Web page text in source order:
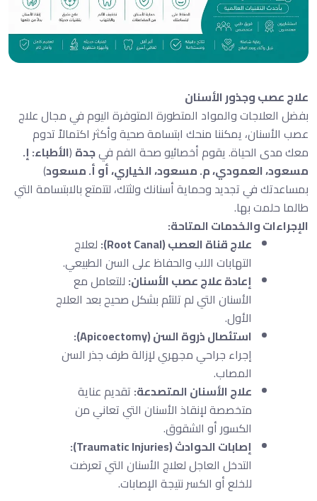
علاج عصب وجذور الأسنان
بفضل العلاجات والمواد المتطورة المتوفرة اليوم في مجال علاج
عصب الأسنان، يمكننا منحك ابتسامة صحية وأكثر اكتمالاً تدوم
معك مدى الحياة. يقوم أخصائيو صحة الفم فيجدة (الأطباء: إ.
مسعود، العمودي، م. مسعود، الخياري، أو أ. مسعود)
بمساعدتك في تجديد وحماية أسنانك ولثتك، لتتمتع بالابتسامة التي
طالما حلمت بها.
الإجراءات والخدمات المتاحة:
علاج قناة العصب (Root Canal):
لعلاج
التهابات اللب والحفاظ على السن الطبيعي.
إعادة علاج عصب الأسنان: للتعامل مع
الأسنان التي لم تلتئم بشكل صحيح بعد العلاج
الأول.
استئصال ذروة السن (Apicoectomy):
إجراء جراحي مجهري لإزالة طرف جذر السن
المصاب.
علاج الأسنان المتصدعة: تقديم عناية
متخصصة لإنقاذ الأسنان التي تعاني من
الكسور أو الشقوق.
إصابات الحوادث (Traumatic Injuries):
التدخل العاجل لعلاج الأسنان التي تعرضت
للخلع أو الكسر نتيجة الإصابات.